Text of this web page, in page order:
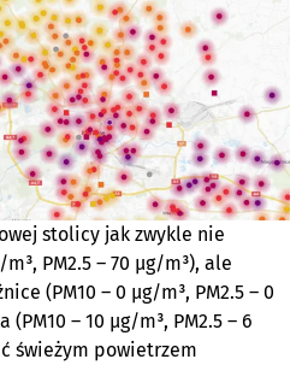
stolicy jak zwykle nie
PM2.5 – 70 µg/m³), ale
(PM10 – 0 µg/m³, PM2.5 – 0
– 10 µg/m³, PM2.5 – 6
świeżym powietrzem